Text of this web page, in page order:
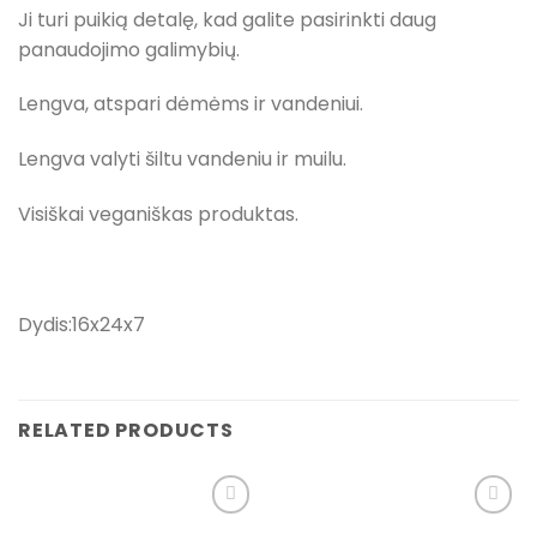
Ji turi puikią detalę, kad galite pasirinkti daug
panaudojimo galimybių.
Lengva, atspari dėmėms ir vandeniui.
Lengva valyti šiltu vandeniu ir muilu.
Visiškai veganiškas produktas.
Dydis:16x24x7
RELATED PRODUCTS